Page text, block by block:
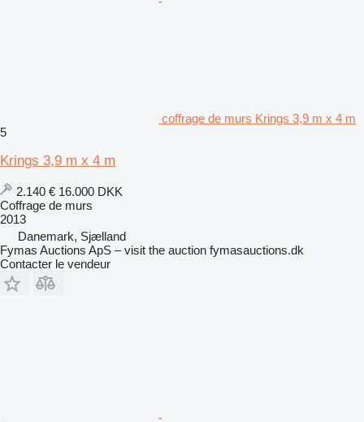
coffrage de murs Krings 3,9 m x 4 m
5
Krings 3,9 m x 4 m
2.140 € 16.000 DKK
Coffrage de murs
2013
Danemark, Sjælland
Fymas Auctions ApS – visit the auction fymasauctions.dk
Contacter le vendeur